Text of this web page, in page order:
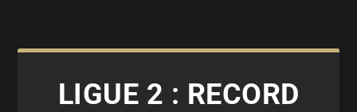
LIGUE 2 : RECORD